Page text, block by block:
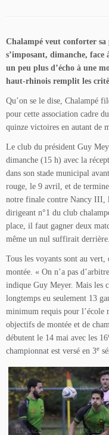
Chalampé veut conforter sa
s’imposant, dimanche,
un peu plus d’écho à une
haut-rhinois remplit les
Qu’on se le dise, Chalampé
pour cette association cadre
quinze victoires en autant de
Le club du président Guy
dimanche (15 h) avec la
dans son stade municipal
rouge, le 9 avril, et de
notre finale contre Nancy III,
dirigeant n°1 du club
place, il faut gagner deux
même un nul suffirait
Tous les voyants sont au vert,
montée. « On n’a pas
indique Guy Meyer. Mais les
longtemps eu seulement 13
minimum requis pour l’école
objectifs de montée et de
débutent le 14 mai avec les 16
championnat est versé en 3e